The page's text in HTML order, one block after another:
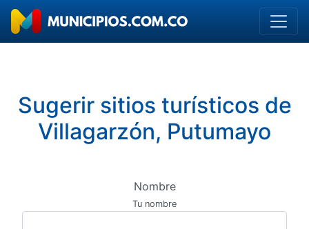
Sugerir sitios turísticos de
Villagarzón, Putumayo
Nombre
Tu nombre